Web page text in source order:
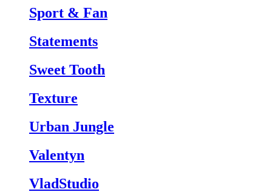
Sport & Fan
Statements
Sweet Tooth
Texture
Urban Jungle
Valentyn
VladStudio